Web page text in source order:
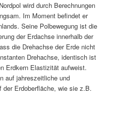
wird durch Berechnungen
Im Moment befindet er
Seine Polbewegung ist die
der Erdachse innerhalb der
die Drehachse der Erde nicht
Drehachse, identisch ist
Erdkern Elastizität aufweist.
auf jahreszeitliche und
Erdoberfläche, wie sie z.B.